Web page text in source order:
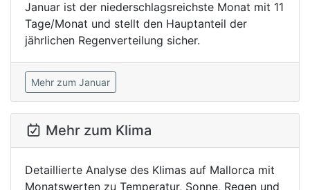
Januar ist der niederschlagsreichste Monat mit 11
Tage/Monat und stellt den Hauptanteil der
jährlichen Regenverteilung sicher.
Mehr zum Januar
Mehr zum Klima
Detaillierte Analyse des Klimas auf Mallorca mit
Monatswerten zu Temperatur, Sonne, Regen und